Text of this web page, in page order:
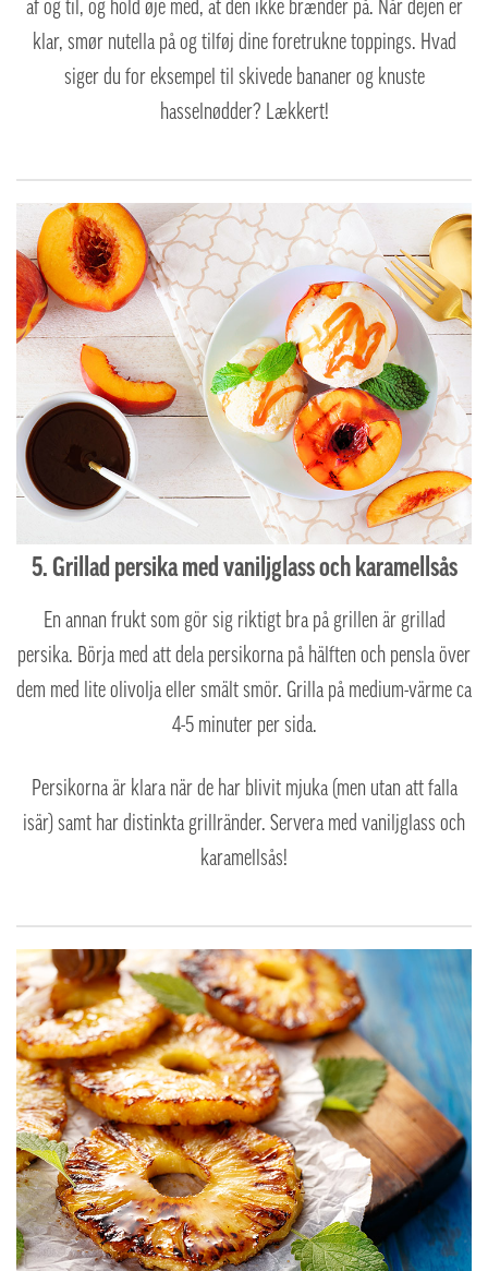
af og til, og hold øje med, at den ikke brænder på. Når dejen er
klar, smør nutella på og tilføj dine foretrukne toppings. Hvad
siger du for eksempel til skivede bananer og knuste
hasselnødder? Lækkert!
5. Grillad persika med vaniljglass och karamellsås
En annan frukt som gör sig riktigt bra på grillen är grillad
persika. Börja med att dela persikorna på hälften och pensla över
dem med lite olivolja eller smält smör. Grilla på medium-värme ca
4-5 minuter per sida.
Persikorna är klara när de har blivit mjuka (men utan att falla
isär) samt har distinkta grillränder. Servera med vaniljglass och
karamellsås!